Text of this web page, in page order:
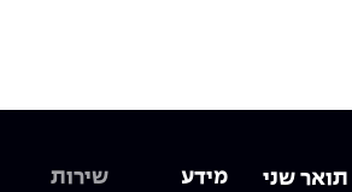
תואר שני
מידע
שירות